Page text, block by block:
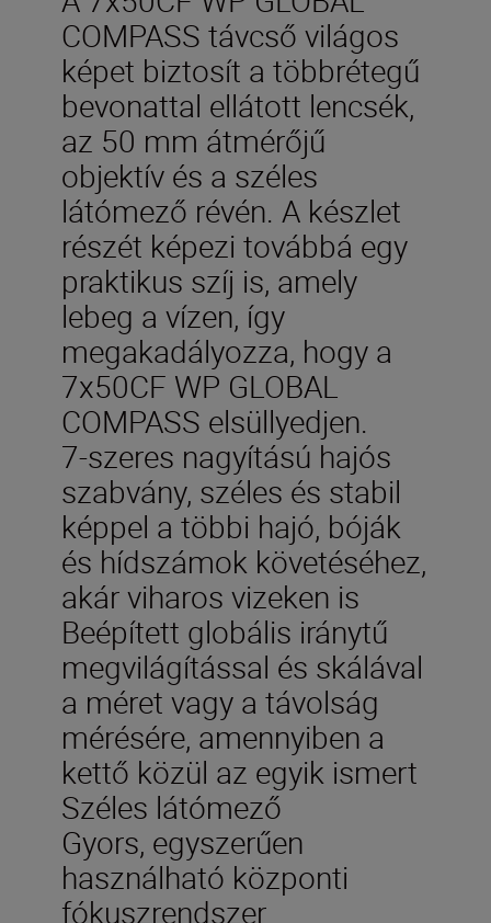
COMPASS távcső világos
képet biztosít a többrétegű
bevonattal ellátott lencsék,
az 50 mm átmérőjű
objektív és a széles
látómező révén. A készlet
részét képezi továbbá egy
praktikus szíj is, amely
lebeg a vízen, így
megakadályozza, hogy a
7x50CF WP GLOBAL
COMPASS elsüllyedjen.
7-szeres nagyítású hajós
szabvány, széles és stabil
képpel a többi hajó, bóják
és hídszámok követéséhez,
akár viharos vizeken is
Beépített globális iránytű
megvilágítással és skálával
a méret vagy a távolság
mérésére, amennyiben a
kettő közül az egyik ismert
Széles látómező
Gyors, egyszerűen
használható központi
fókuszrendszer